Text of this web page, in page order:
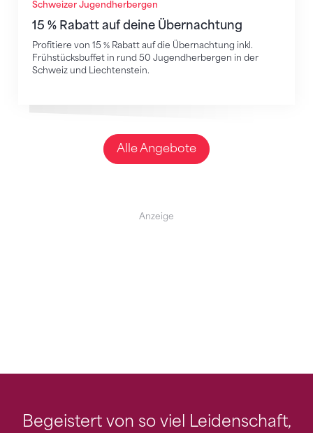
Schweizer Jugendherbergen
15 % Rabatt auf deine Übernachtung
Profitiere von 15 % Rabatt auf die Übernachtung inkl.
Frühstücksbuffet in rund 50 Jugendherbergen in der
Schweiz und Liechtenstein.
Alle Angebote
Anzeige
Begeistert von so viel Leidenschaft,